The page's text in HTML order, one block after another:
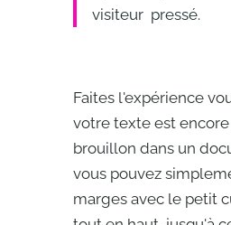
visiteur pressé.
Faites l'expérience
votre texte est
brouillon dans un
vous pouvez
marges avec le petit